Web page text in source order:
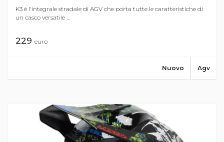
K3 è l'integrale stradale di AGV che porta tutte le caratteristiche di
un casco versatile ...
229 euro
Agv
Nuovo